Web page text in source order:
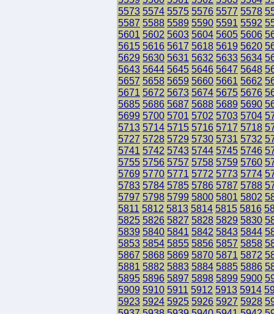
5573 5574 5575 5576 5577 5578
5587 5588 5589 5590 5591 5592
5601 5602 5603 5604 5605 5606
5615 5616 5617 5618 5619 5620
5629 5630 5631 5632 5633 5634
5643 5644 5645 5646 5647 5648
5657 5658 5659 5660 5661 5662
5671 5672 5673 5674 5675 5676
5685 5686 5687 5688 5689 5690
5699 5700 5701 5702 5703 5704
5713 5714 5715 5716 5717 5718
5727 5728 5729 5730 5731 5732
5741 5742 5743 5744 5745 5746
5755 5756 5757 5758 5759 5760
5769 5770 5771 5772 5773 5774
5783 5784 5785 5786 5787 5788
5797 5798 5799 5800 5801 5802
5811 5812 5813 5814 5815 5816
5825 5826 5827 5828 5829 5830
5839 5840 5841 5842 5843 5844
5853 5854 5855 5856 5857 5858
5867 5868 5869 5870 5871 5872
5881 5882 5883 5884 5885 5886
5895 5896 5897 5898 5899 5900
5909 5910 5911 5912 5913 5914
5923 5924 5925 5926 5927 5928